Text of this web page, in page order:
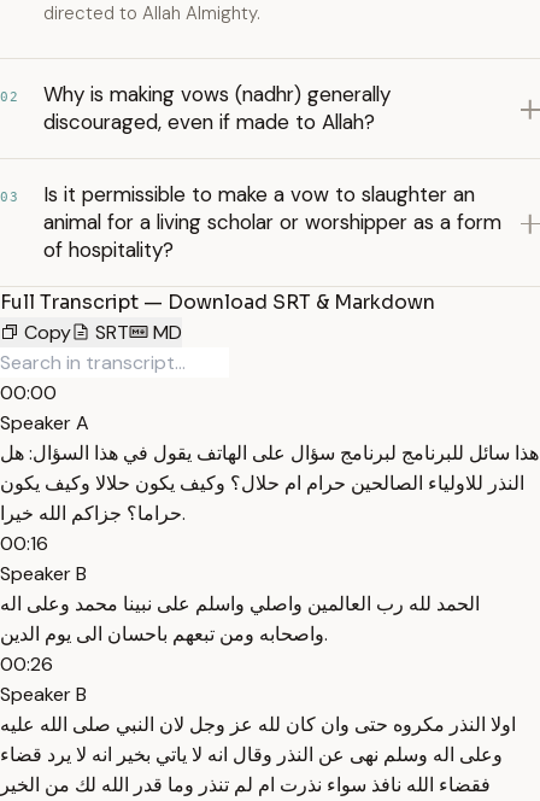
directed to Allah Almighty.
02
Why is making vows (nadhr) generally
discouraged, even if made to Allah?
03
Is it permissible to make a vow to slaughter an
animal for a living scholar or worshipper as a form
of hospitality?
Full Transcript — Download SRT & Markdown
Copy
SRT MD
00:00
Speaker A
هذا سائل للبرنامج لبرنامج سؤال على الهاتف يقول في هذا السؤال: هل
النذر للاولياء الصالحين حرام ام حلال؟ وكيف يكون حلالا وكيف يكون
حراما؟ جزاكم الله خيرا.
00:16
Speaker B
الحمد لله رب العالمين واصلي واسلم على نبينا محمد وعلى اله
واصحابه ومن تبعهم باحسان الى يوم الدين.
00:26
Speaker B
اولا النذر مكروه حتى وان كان لله عز وجل لان النبي صلى الله عليه
وعلى اله وسلم نهى عن النذر وقال انه لا ياتي بخير انه لا يرد قضاء
فقضاء الله نافذ سواء نذرت ام لم تنذر وما قدر الله لك من الخير